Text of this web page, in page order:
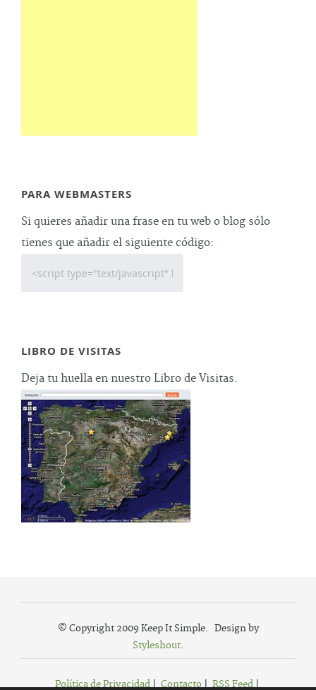
PARA WEBMASTERS
Si quieres añadir una frase en tu web o blog sólo
tienes que añadir el siguiente código:
LIBRO DE VISITAS
Deja tu huella en nuestro Libro de Visitas.
© Copyright 2009 Keep It Simple. Design by
Styleshout.
Política de Privacidad| Contacto| RSS Feed|